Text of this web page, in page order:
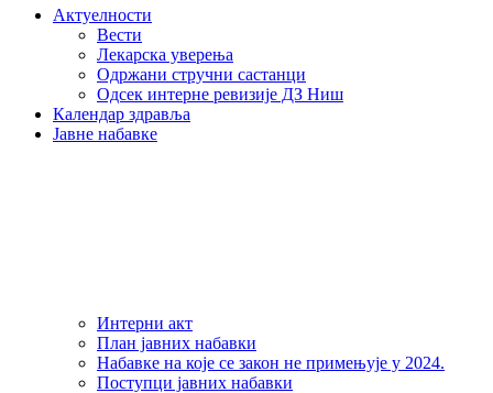
Актуелности
Вести
Лекарска уверења
Одржани стручни састанци
Одсек интерне ревизије ДЗ Ниш
Календар здравља
Јавне набавке
Интерни акт
План јавних набавки
Набавке на које се закон не примењује у 2024.
Поступци јавних набавки